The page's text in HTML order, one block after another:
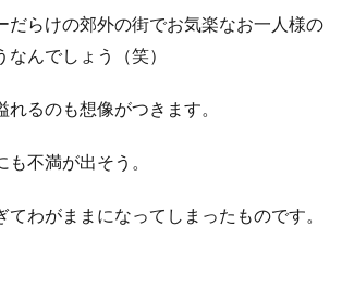
だらけの郊外の街でお気楽なお一人様の
んでしょう（笑）
るのも想像がつきます。
不満が出そう。
てわがままになってしまったものです。